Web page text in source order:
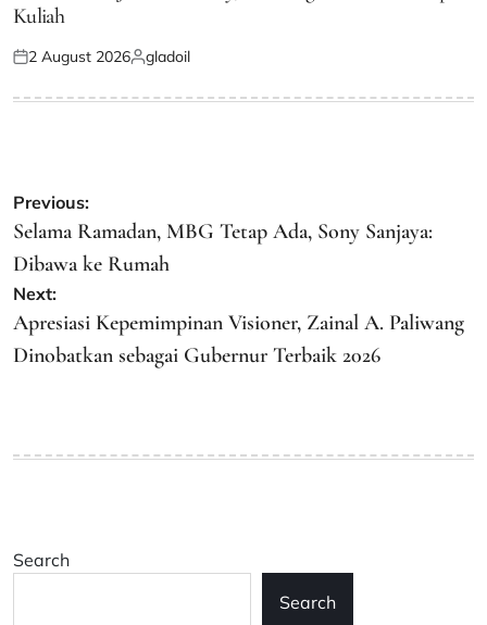
Kuliah
Posted
2 August 2026Posted
gladoil
Post
navigation
Previous:
Selama Ramadan, MBG Tetap Ada, Sony Sanjaya:
Dibawa ke Rumah
Next:
Apresiasi Kepemimpinan Visioner, Zainal A. Paliwang
Dinobatkan sebagai Gubernur Terbaik 2026
Search
Search